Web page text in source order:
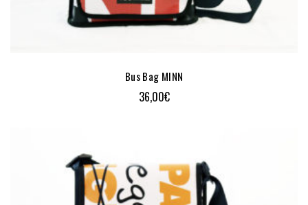
Bus Bag MINN
36,00€